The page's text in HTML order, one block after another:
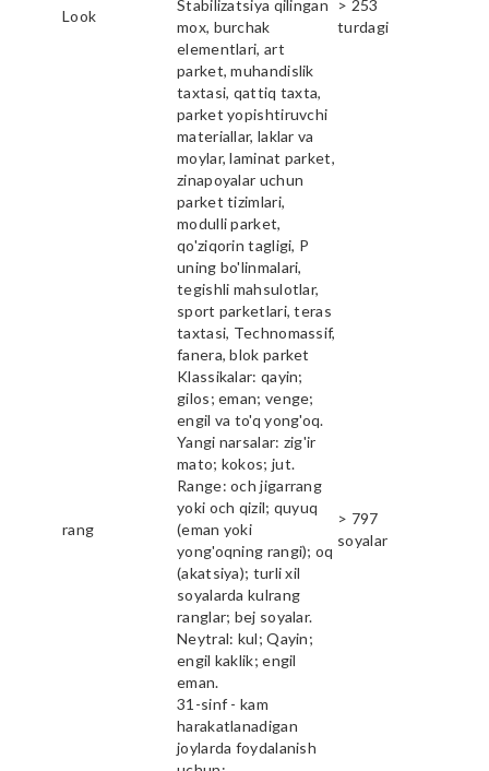
Look
Stabilizatsiya qilingan
mox, burchak
elementlari, art
parket, muhandislik
taxtasi, qattiq taxta,
parket yopishtiruvchi
materiallar, laklar va
moylar, laminat parket,
zinapoyalar uchun
parket tizimlari,
modulli parket,
qo'ziqorin tagligi, P
uning bo'linmalari,
tegishli mahsulotlar,
sport parketlari, teras
taxtasi, Technomassif,
fanera, blok parket
> 253
turdagi
rang
Klassikalar: qayin;
gilos; eman; venge;
engil va to'q yong'oq.
Yangi narsalar: zig'ir
mato; kokos; jut.
Range: och jigarrang
yoki och qizil; quyuq
(eman yoki
yong'oqning rangi); oq
(akatsiya); turli xil
soyalarda kulrang
ranglar; bej soyalar.
Neytral: kul; Qayin;
engil kaklik; engil
eman.
> 797
soyalar
31-sinf - kam
harakatlanadigan
joylarda foydalanish